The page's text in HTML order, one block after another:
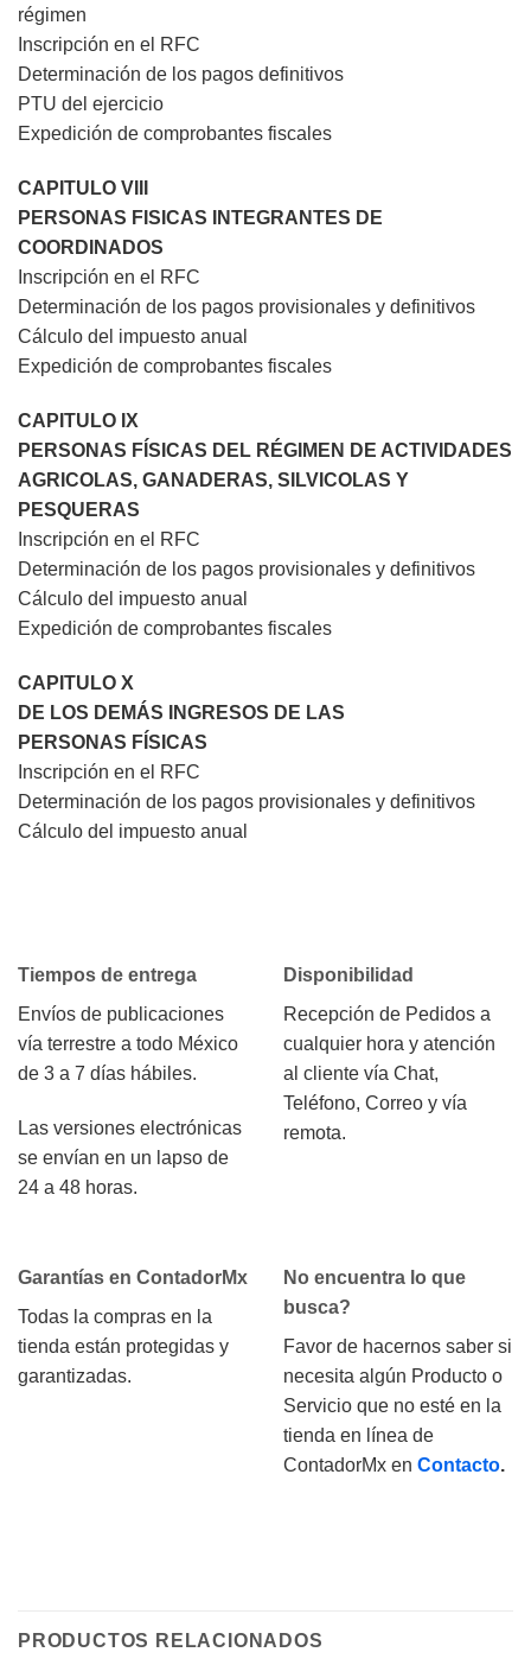
régimen
Inscripción en el RFC
Determinación de los pagos definitivos
PTU del ejercicio
Expedición de comprobantes fiscales
CAPITULO VIII
PERSONAS FISICAS INTEGRANTES DE
COORDINADOS
Inscripción en el RFC
Determinación de los pagos provisionales y definitivos
Cálculo del impuesto anual
Expedición de comprobantes fiscales
CAPITULO IX
PERSONAS FÍSICAS DEL RÉGIMEN DE ACTIVIDADES
AGRICOLAS, GANADERAS, SILVICOLAS Y
PESQUERAS
Inscripción en el RFC
Determinación de los pagos provisionales y definitivos
Cálculo del impuesto anual
Expedición de comprobantes fiscales
CAPITULO X
DE LOS DEMÁS INGRESOS DE LAS
PERSONAS FÍSICAS
Inscripción en el RFC
Determinación de los pagos provisionales y definitivos
Cálculo del impuesto anual
Tiempos de entrega
Envíos de publicaciones
vía terrestre a todo México
de 3 a 7 días hábiles.
Las versiones electrónicas
se envían en un lapso de
24 a 48 horas.
Disponibilidad
Recepción de Pedidos a
cualquier hora y atención
al cliente vía Chat,
Teléfono, Correo y vía
remota.
Garantías en ContadorMx
Todas la compras en la
tienda están protegidas y
garantizadas.
No encuentra lo que
busca?
Favor de hacernos saber si
necesita algún Producto o
Servicio que no esté en la
tienda en línea de
ContadorMx en Contacto.
PRODUCTOS RELACIONADOS